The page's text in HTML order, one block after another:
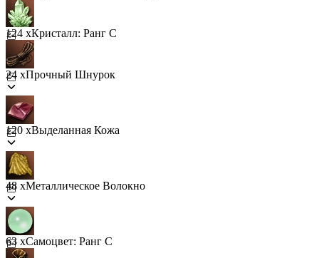
124 xКристалл: Ранг C
24 xПрочный Шнурок
120 xВыделанная Кожа
48 xМеталлическое Волокно
63 xСамоцвет: Ранг C